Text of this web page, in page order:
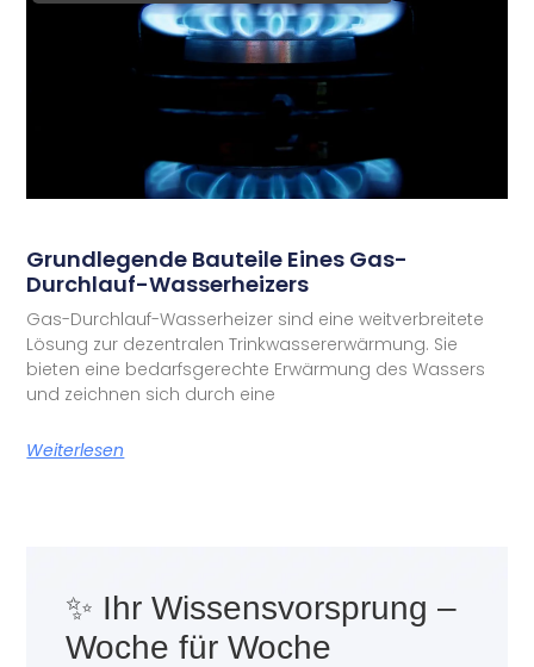
Grundlegende Bauteile Eines Gas-
Durchlauf-Wasserheizers
Gas-Durchlauf-Wasserheizer sind eine weitverbreitete
Lösung zur dezentralen Trinkwassererwärmung. Sie
bieten eine bedarfsgerechte Erwärmung des Wassers
und zeichnen sich durch eine
Weiterlesen
✨ Ihr Wissensvorsprung –
Woche für Woche